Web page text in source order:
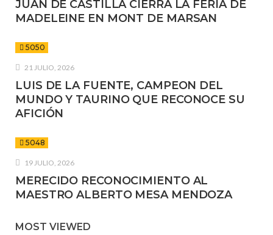
JUAN DE CASTILLA CIERRA LA FERIA DE
MADELEINE EN MONT DE MARSAN
5050
21 JULIO, 2026
LUIS DE LA FUENTE, CAMPEON DEL
MUNDO Y TAURINO QUE RECONOCE SU
AFICIÓN
5048
19 JULIO, 2026
MERECIDO RECONOCIMIENTO AL
MAESTRO ALBERTO MESA MENDOZA
MOST VIEWED